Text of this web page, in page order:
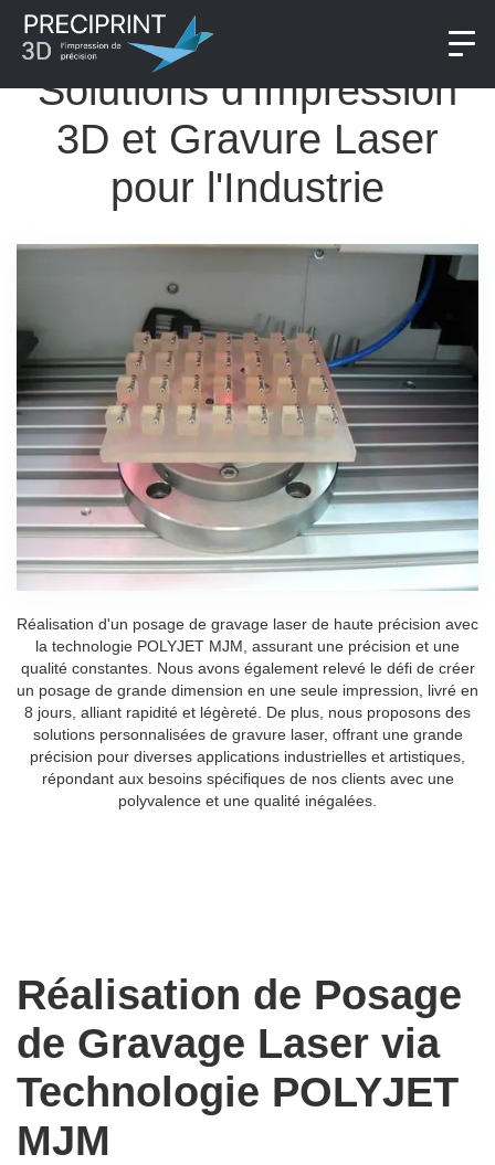
Solutions d'Impression
3D et Gravure Laser
pour l'Industrie
Réalisation d'un posage de gravage laser de haute précision avec
la technologie POLYJET MJM, assurant une précision et une
qualité constantes. Nous avons également relevé le défi de créer
un posage de grande dimension en une seule impression, livré en
8 jours, alliant rapidité et légèreté. De plus, nous proposons des
solutions personnalisées de gravure laser, offrant une grande
précision pour diverses applications industrielles et artistiques,
répondant aux besoins spécifiques de nos clients avec une
polyvalence et une qualité inégalées.
Réalisation de Posage
de Gravage Laser via
Technologie POLYJET
MJM